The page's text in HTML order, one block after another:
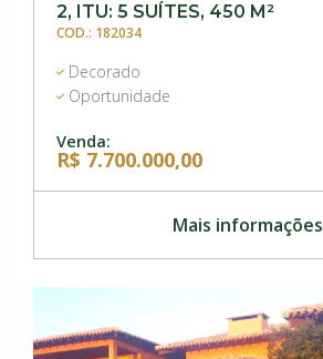
2, ITU: 5 SUÍTES, 450 M²
COD.: 182034
Decorado
Oportunidade
Venda:
R$ 7.700.000,00
Mais informações